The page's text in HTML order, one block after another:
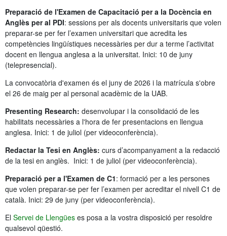
Preparació de l'Examen de Capacitació per a la Docència en
Anglès per al PDI: sessions per als docents universitaris que volen
preparar-se per fer l’examen universitari que acredita les
competències lingüístiques necessàries per dur a terme l’activitat
docent en llengua anglesa a la universitat. Inici: 10 de juny
(telepresencial).
La convocatòria d'examen és el juny de 2026 i la matrícula s'obre
el 26 de maig per al personal acadèmic de la UAB.
Presenting Research: desenvolupar i la consolidació de les
habilitats necessàries a l'hora de fer presentacions en llengua
anglesa. Inici: 1 de juliol (per videoconferència).
Redactar la Tesi en Anglès: curs d’acompanyament a la redacció
de la tesi en anglès. Inici: 1 de juliol (per videoconferència).
Preparació per a l'Examen de C1: formació per a les persones
que volen preparar-se per fer l’examen per acreditar el nivell C1 de
català. Inici: 29 de juny (per videoconferència).
El Servei de Llengües es posa a la vostra disposició per resoldre
qualsevol qüestió.